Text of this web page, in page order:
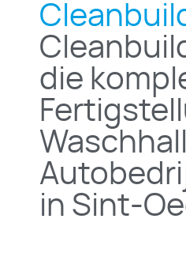
die
in Sint-